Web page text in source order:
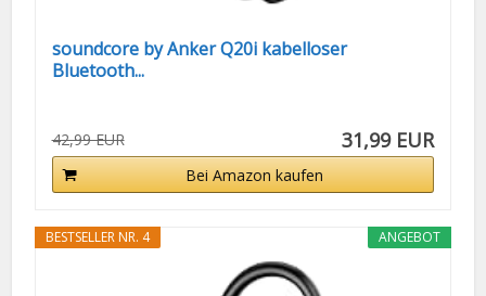
soundcore by Anker Q20i kabelloser
Bluetooth...
42,99 EUR 31,99 EUR
Bei Amazon kaufen
ANGEBOT
BESTSELLER NR. 4